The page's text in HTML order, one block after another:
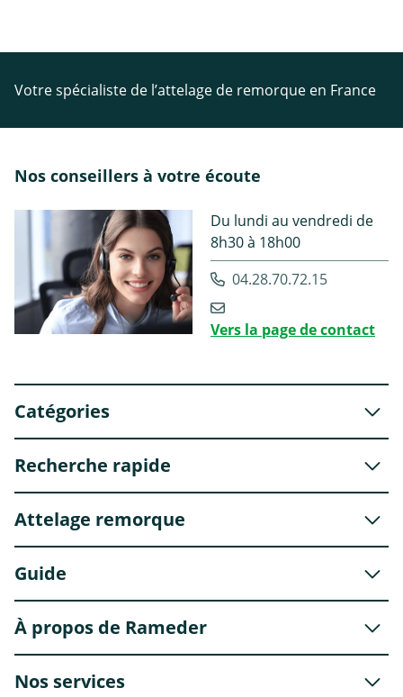
Votre spécialiste de l’attelage de remorque en France
Nos conseillers à votre écoute
Du lundi au vendredi de
8h30 à 18h00
04.28.70.72.15
Vers la page de contact
Catégories
Recherche rapide
Attelage remorque
Guide
À propos de Rameder
Nos services